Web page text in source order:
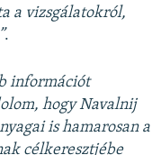
a vizsgálatokról,
.
információt
hogy Navalnij
is hamarosan a
célkeresztjébe